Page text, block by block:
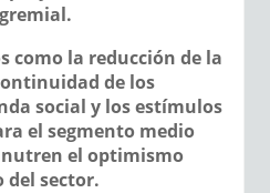
como la reducción de la
de los
social y los estímulos
el segmento medio
el optimismo
del sector.